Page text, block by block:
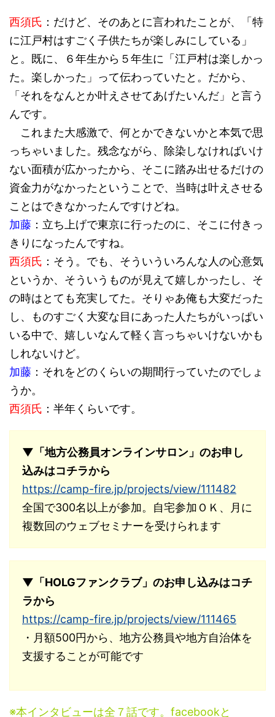
西須氏 ：だけど、そのあとに言われたことが、「特
に江戸村はすごく子供たちが楽しみにしている」
と。既に、６年生から５年生に「江戸村は楽しかっ
た。楽しかった」って伝わっていたと。だから、
「それをなんとか叶えさせてあげたいんだ」と言う
んです。
これまた大感激で、何とかできないかと本気で思
っちゃいました。残念ながら、除染しなければいけ
ない面積が広かったから、そこに踏み出せるだけの
資金力がなかったということで、当時は叶えさせる
ことはできなかったんですけどね。
加藤 ：立ち上げで東京に行ったのに、そこに付きっ
きりになったんですね。
西須氏 ：そう。でも、そういういろんな人の心意気
というか、そういうものが見えて嬉しかったし、そ
の時はとても充実してた。そりゃあ俺も大変だった
し、ものすごく大変な目にあった人たちがいっぱい
いる中で、嬉しいなんて軽く言っちゃいけないかも
しれないけど。
加藤 ：それをどのくらいの期間行っていたのでしょ
うか。
西須氏 ：半年くらいです。
▼「地方公務員オンラインサロン」のお申し
込みはコチラから
https://camp-fire.jp/projects/view/111482
全国で300名以上が参加。自宅参加ＯＫ、月に
複数回のウェブセミナーを受けられます
▼「HOLGファンクラブ」のお申し込みはコチ
ラから
https://camp-fire.jp/projects/view/111465
・月額500円から、地方公務員や地方自治体を
支援することが可能です
※本インタビューは全７話です。facebookと